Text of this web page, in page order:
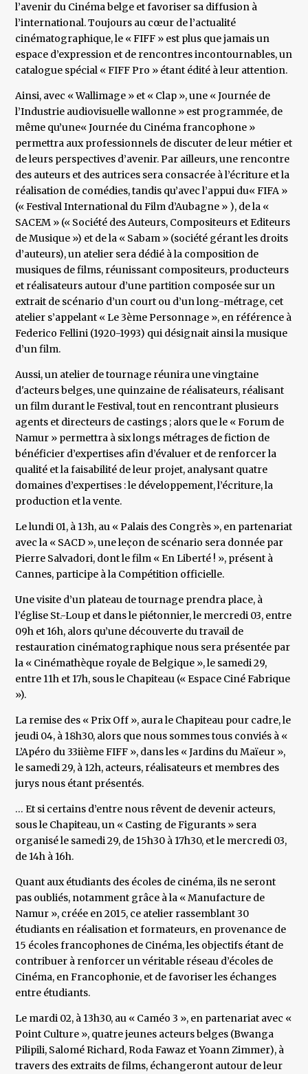
l’avenir du Cinéma belge et favoriser sa diffusion à
l’international. Toujours au cœur de l’actualité
cinématographique, le « FIFF » est plus que jamais un
espace d’expression et de rencontres incontournables, un
catalogue spécial « FIFF Pro » étant édité à leur attention.
Ainsi, avec « Wallimage » et « Clap », une « Journée de
l’Industrie audiovisuelle wallonne » est programmée, de
même qu’une« Journée du Cinéma francophone »
permettra aux professionnels de discuter de leur métier et
de leurs perspectives d’avenir. Par ailleurs, une rencontre
des auteurs et des autrices sera consacrée à l’écriture et la
réalisation de comédies, tandis qu’avec l’appui du« FIFA »
(« Festival International du Film d’Aubagne » ), de la «
SACEM » (« Société des Auteurs, Compositeurs et Editeurs
de Musique ») et de la « Sabam » (société gérant les droits
d’auteurs), un atelier sera dédié à la composition de
musiques de films, réunissant compositeurs, producteurs
et réalisateurs autour d’une partition composée sur un
extrait de scénario d’un court ou d’un long-métrage, cet
atelier s’appelant « Le 3ème Personnage », en référence à
Federico Fellini (1920-1993) qui désignait ainsi la musique
d’un film.
Aussi, un atelier de tournage réunira une vingtaine
d'acteurs belges, une quinzaine de réalisateurs, réalisant
un film durant le Festival, tout en rencontrant plusieurs
agents et directeurs de castings ; alors que le « Forum de
Namur » permettra à six longs métrages de fiction de
bénéficier d’expertises afin d’évaluer et de renforcer la
qualité et la faisabilité de leur projet, analysant quatre
domaines d’expertises : le développement, l’écriture, la
production et la vente.
Le lundi 01, à 13h, au « Palais des Congrès », en partenariat
avec la « SACD », une leçon de scénario sera donnée par
Pierre Salvadori, dont le film « En Liberté ! », présent à
Cannes, participe à la Compétition officielle.
Une visite d’un plateau de tournage prendra place, à
l’église St.-Loup et dans le piétonnier, le mercredi 03, entre
09h et 16h, alors qu’une découverte du travail de
restauration cinématographique nous sera présentée par
la « Cinémathèque royale de Belgique », le samedi 29,
entre 11h et 17h, sous le Chapiteau (« Espace Ciné Fabrique
»).
La remise des « Prix Off », aura le Chapiteau pour cadre, le
jeudi 04, à 18h30, alors que nous sommes tous conviés à «
L’Apéro du 33iième FIFF », dans les « Jardins du Maïeur »,
le samedi 29, à 12h, acteurs, réalisateurs et membres des
jurys nous étant présentés.
… Et si certains d’entre nous rêvent de devenir acteurs,
sous le Chapiteau, un « Casting de Figurants » sera
organisé le samedi 29, de 15h30 à 17h30, et le mercredi 03,
de 14h à 16h.
Quant aux étudiants des écoles de cinéma, ils ne seront
pas oubliés, notamment grâce à la « Manufacture de
Namur », créée en 2015, ce atelier rassemblant 30
étudiants en réalisation et formateurs, en provenance de
15 écoles francophones de Cinéma, les objectifs étant de
contribuer à renforcer un véritable réseau d’écoles de
Cinéma, en Francophonie, et de favoriser les échanges
entre étudiants.
Le mardi 02, à 13h30, au « Caméo 3 », en partenariat avec «
Point Culture », quatre jeunes acteurs belges (Bwanga
Pilipili, Salomé Richard, Roda Fawaz et Yoann Zimmer), à
travers des extraits de films, échangeront autour de leur